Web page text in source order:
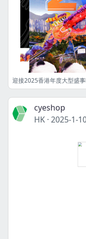
迎接2025香港年度大型盛
cyeshop
HK · 2025-1-